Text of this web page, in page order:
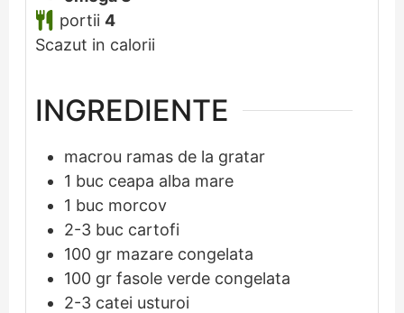
portii4
Scazut in calorii
INGREDIENTE
macrou ramas de la gratar
1 buc ceapa alba mare
1 buc morcov
2-3 buc cartofi
100 gr mazare congelata
100 gr fasole verde congelata
2-3 catei usturoi